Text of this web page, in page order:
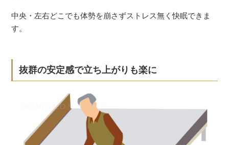
中央・左右どこでも体勢を崩さずストレス無く快眠できま
す。
抜群の安定感で立ち上がりも楽に